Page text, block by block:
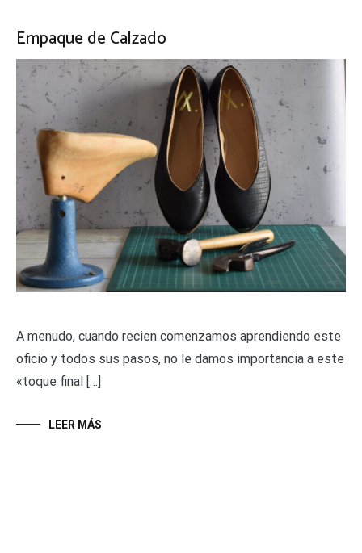
Empaque de Calzado
A menudo, cuando recien comenzamos aprendiendo este
oficio y todos sus pasos, no le damos importancia a este
«toque final […]
LEER MÁS